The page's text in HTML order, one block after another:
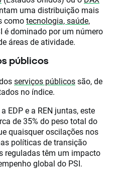
uma distribuição mais
comotecnologia, saúde,
é dominado por um número
áreas de atividade.
públicos
serviços públicossão, de
no índice.
EDP e a REN juntas, este
de 35% do peso total do
quaisquer oscilações nos
políticas de transição
reguladas têm um impacto
global do PSI.